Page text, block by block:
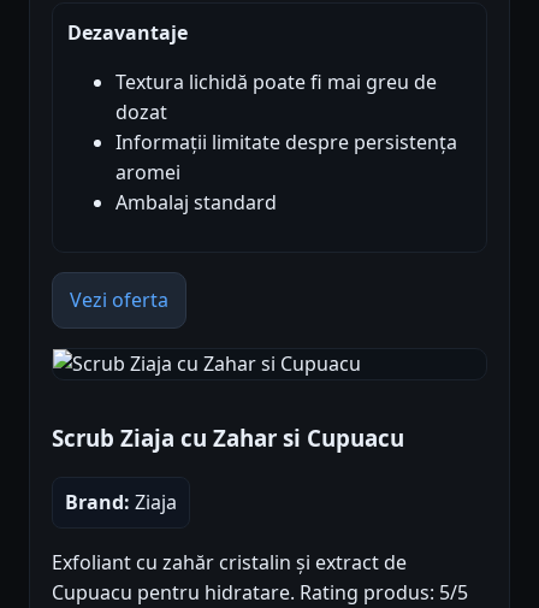
Dezavantaje
Textura lichidă poate fi mai greu de
dozat
Informații limitate despre persistența
aromei
Ambalaj standard
Vezi oferta
Scrub Ziaja cu Zahar si Cupuacu
Brand: Ziaja
Exfoliant cu zahăr cristalin și extract de
Cupuacu pentru hidratare. Rating produs: 5/5